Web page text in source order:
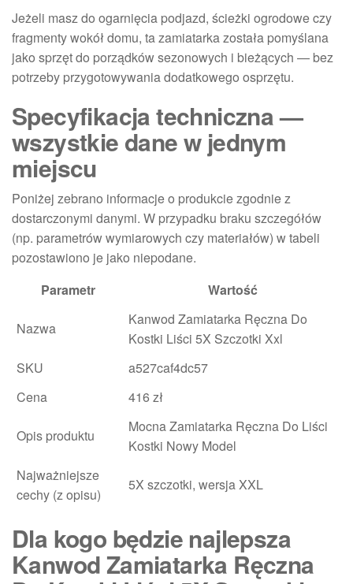
Jeżeli masz do ogarnięcia podjazd, ścieżki ogrodowe czy
fragmenty wokół domu, ta zamiatarka została pomyślana
jako sprzęt do porządków sezonowych i bieżących — bez
potrzeby przygotowywania dodatkowego osprzętu.
Specyfikacja techniczna —
wszystkie dane w jednym
miejscu
Poniżej zebrano informacje o produkcie zgodnie z
dostarczonymi danymi. W przypadku braku szczegółów
(np. parametrów wymiarowych czy materiałów) w tabeli
pozostawiono je jako niepodane.
Parametr
Wartość
Nazwa
Kanwod Zamiatarka Ręczna Do
Kostki Liści 5X Szczotki Xxl
SKU
a527caf4dc57
Cena
416 zł
Opis produktu
Mocna Zamiatarka Ręczna Do Liści
Kostki Nowy Model
Najważniejsze
cechy (z opisu)
5X szczotki, wersja XXL
Dla kogo będzie najlepsza
Kanwod Zamiatarka Ręczna